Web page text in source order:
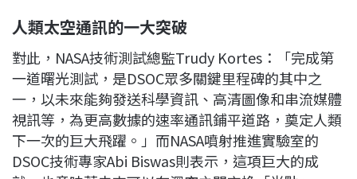
人類太空通訊的一大突破
對此，NASA技術測試總監Trudy Kortes：「完成第
一道曙光測試，是DSOC眾多關鍵里程碑的其中之
一，以未來能夠發送科學資訊、高清圖像和串流媒體
視訊等，為更高數據的速率通訊鋪平道路，奠定人類
下一次的巨大飛躍。」而NASA噴射推進實驗室的
DSOC技術專家Abi Biswas則表示，這項巨大的成